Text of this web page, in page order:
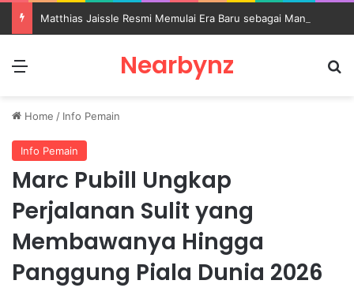
Nearbynz
Home / Info Pemain
Info Pemain
Marc Pubill Ungkap
Perjalanan Sulit yang
Membawanya Hingga
Panggung Piala Dunia 2026